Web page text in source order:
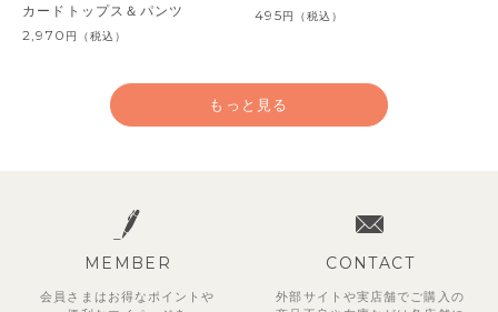
カードトップス＆パンツ
2,970 円 （税込）
495円 （税込）
もっと見る
MEMBER
会員さまはお得なポイントや
CONTACT
外部サイトや実店舗でご購入の